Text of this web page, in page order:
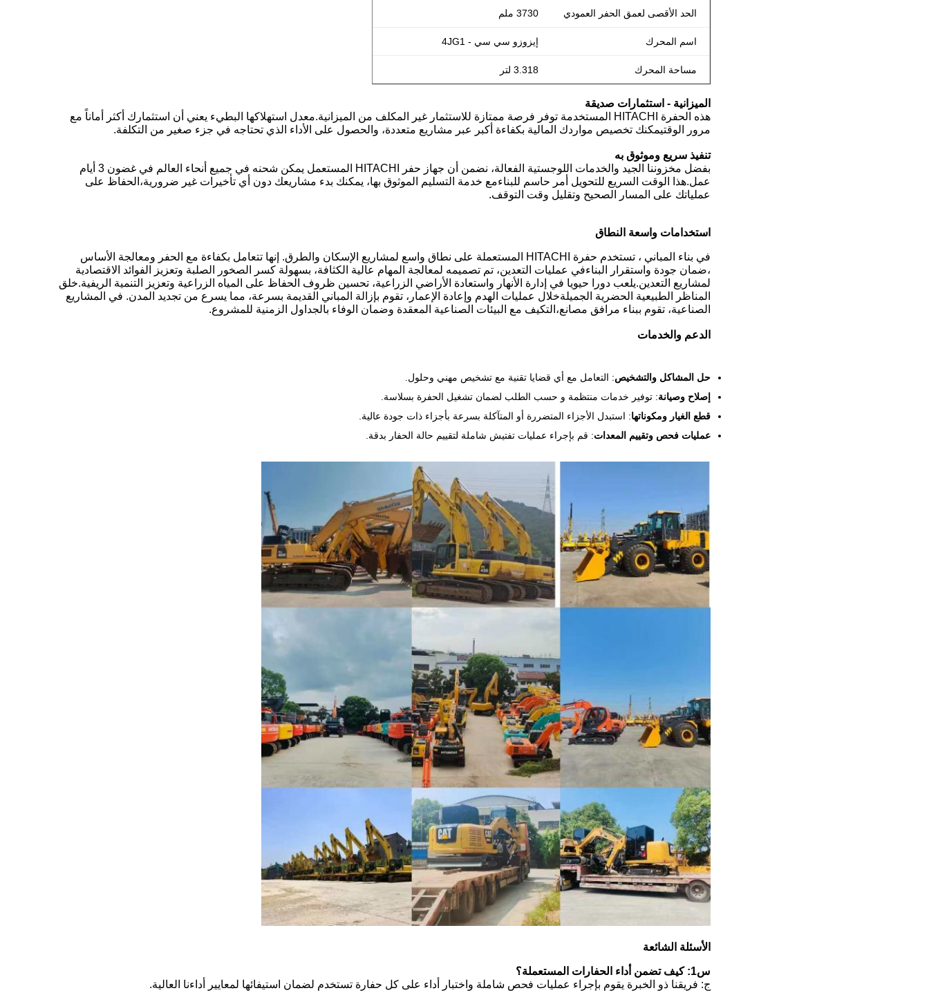
الحد الأقصى لعمق الحفر العمودي 3730 ملم
اسم المحرك إيزوزو سي سي - 4JG1
مساحة المحرك 3.318 لتر
الميزانية - استثمارات صديقة
هذه الحفرة HITACHI المستخدمة توفر فرصة ممتازة للاستثمار غير المكلف من الميزانية.معدل استهلاكها البطيء يعني أن استثمارك أكثر أماناً مع
مرور الوقتيمكنك تخصيص مواردك المالية بكفاءة أكبر عبر مشاريع متعددة، والحصول على الأداء الذي تحتاجه في جزء صغير من التكلفة.
تنفيذ سريع وموثوق به
بفضل مخزوننا الجيد والخدمات اللوجستية الفعالة، نضمن أن جهاز حفر HITACHI المستعمل يمكن شحنه في جميع أنحاء العالم في غضون 3 أيام
عمل.هذا الوقت السريع للتحويل أمر حاسم للبناءمع خدمة التسليم الموثوق بها، يمكنك بدء مشاريعك دون أي تأخيرات غير ضرورية،الحفاظ على
عملياتك على المسار الصحيح وتقليل وقت التوقف.
استخدامات واسعة النطاق
في بناء المباني ، تستخدم حفرة HITACHI المستعملة على نطاق واسع لمشاريع الإسكان والطرق. إنها تتعامل بكفاءة مع الحفر ومعالجة الأساس
،ضمان جودة واستقرار البناءفي عمليات التعدين، تم تصميمه لمعالجة المهام عالية الكثافة، بسهولة كسر الصخور الصلبة وتعزيز الفوائد الاقتصادية
لمشاريع التعدين.يلعب دورا حيويا في إدارة الأنهار واستعادة الأراضي الزراعية، تحسين ظروف الحفاظ على المياه الزراعية وتعزيز التنمية الريفية.خلق
المناظر الطبيعية الحضرية الجميلةخلال عمليات الهدم وإعادة الإعمار، تقوم بإزالة المباني القديمة بسرعة، مما يسرع من تجديد المدن. في المشاريع
الصناعية، تقوم ببناء مرافق مصانع،التكيف مع البيئات الصناعية المعقدة وضمان الوفاء بالجداول الزمنية للمشروع.
الدعم والخدمات
حل المشاكل والتشخيص: التعامل مع أي قضايا تقنية مع تشخيص مهني وحلول.
إصلاح وصيانة: توفير خدمات منتظمة و حسب الطلب لضمان تشغيل الحفرة بسلاسة.
قطع الغيار ومكوناتها: استبدل الأجزاء المتضررة أو المتآكلة بسرعة بأجزاء ذات جودة عالية.
عمليات فحص وتقييم المعدات: قم بإجراء عمليات تفتيش شاملة لتقييم حالة الحفار بدقة.
الأسئلة الشائعة
س1: كيف تضمن أداء الحفارات المستعملة؟
ج: فريقنا ذو الخبرة يقوم بإجراء عمليات فحص شاملة واختبار أداء على كل حفارة تستخدم لضمان استيفائها لمعايير أداءنا العالية.